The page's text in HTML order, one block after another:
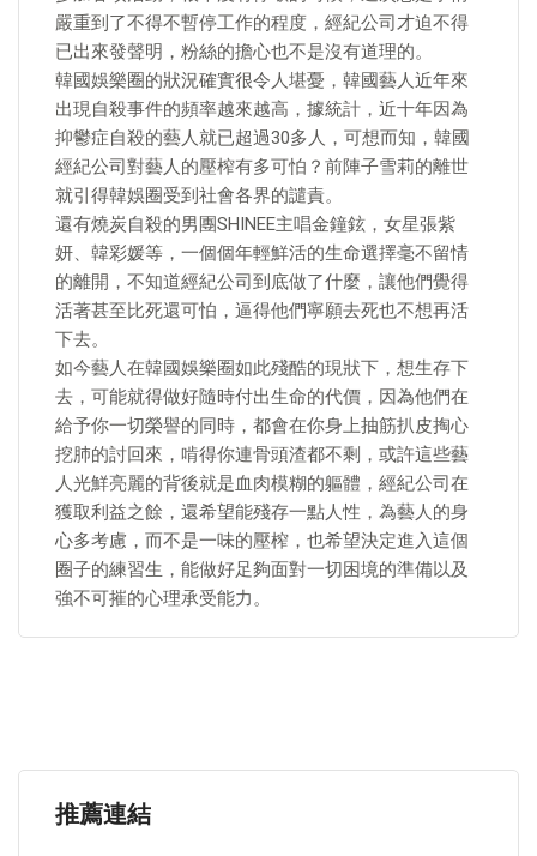
嚴重到了不得不暫停工作的程度，經紀公司才迫不得
已出來發聲明，粉絲的擔心也不是沒有道理的。
韓國娛樂圈的狀況確實很令人堪憂，韓國藝人近年來
出現自殺事件的頻率越來越高，據統計，近十年因為
抑鬱症自殺的藝人就已超過30多人，可想而知，韓國
經紀公司對藝人的壓榨有多可怕？前陣子雪莉的離世
就引得韓娛圈受到社會各界的譴責。
還有燒炭自殺的男團SHINEE主唱金鐘鉉，女星張紫
妍、韓彩媛等，一個個年輕鮮活的生命選擇毫不留情
的離開，不知道經紀公司到底做了什麼，讓他們覺得
活著甚至比死還可怕，逼得他們寧願去死也不想再活
下去。
如今藝人在韓國娛樂圈如此殘酷的現狀下，想生存下
去，可能就得做好隨時付出生命的代價，因為他們在
給予你一切榮譽的同時，都會在你身上抽筋扒皮掏心
挖肺的討回來，啃得你連骨頭渣都不剩，或許這些藝
人光鮮亮麗的背後就是血肉模糊的軀體，經紀公司在
獲取利益之餘，還希望能殘存一點人性，為藝人的身
心多考慮，而不是一味的壓榨，也希望決定進入這個
圈子的練習生，能做好足夠面對一切困境的準備以及
強不可摧的心理承受能力。
推薦連結